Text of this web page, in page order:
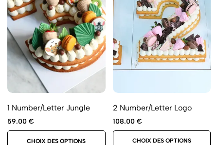
1 Number/Letter Jungle
59.00 €
CHOIX DES OPTIONS
2 Number/Letter Logo
108.00 €
CHOIX DES OPTIONS